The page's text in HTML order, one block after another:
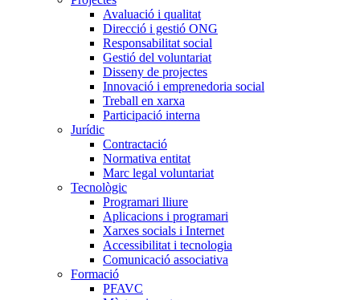
Avaluació i qualitat
Direcció i gestió ONG
Responsabilitat social
Gestió del voluntariat
Disseny de projectes
Innovació i emprenedoria social
Treball en xarxa
Participació interna
Jurídic
Contractació
Normativa entitat
Marc legal voluntariat
Tecnològic
Programari lliure
Aplicacions i programari
Xarxes socials i Internet
Accessibilitat i tecnologia
Comunicació associativa
Formació
PFAVC